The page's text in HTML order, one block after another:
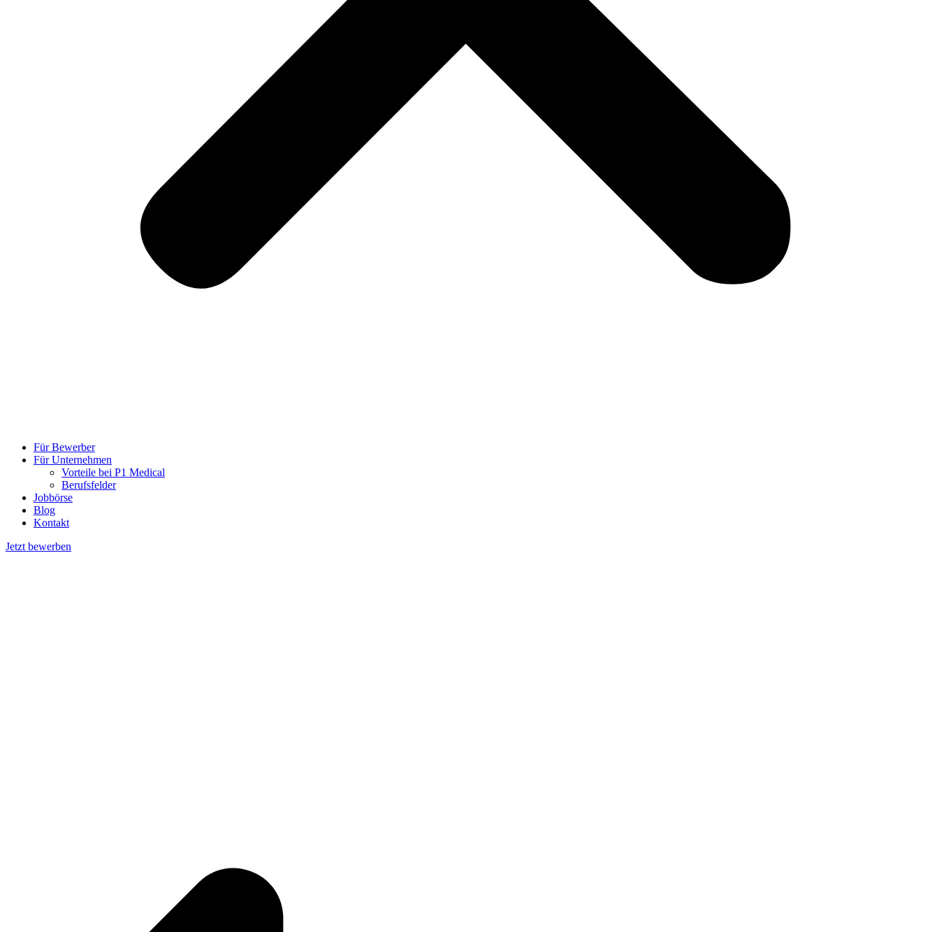
Für Bewerber
Für Unternehmen
Vorteile bei P1 Medical
Berufsfelder
Jobbörse
Blog
Kontakt
Jetzt bewerben